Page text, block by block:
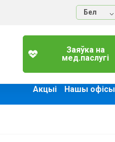
Бел
Заяўка на
мед.паслугі
Акцыі Нашы офісы